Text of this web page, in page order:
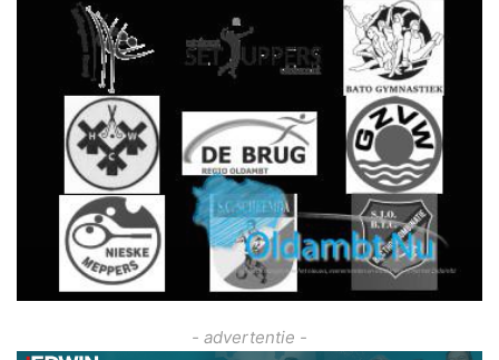
- advertentie -